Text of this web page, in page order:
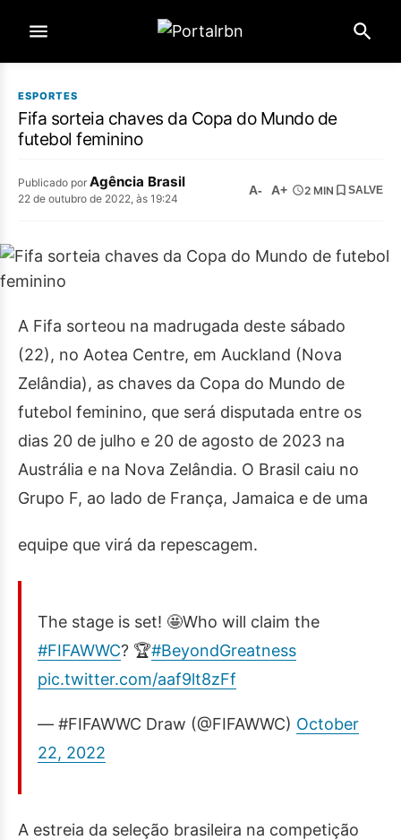
ESPORTES
Fifa sorteia chaves da Copa do Mundo de
futebol feminino
Publicado por Agência Brasil
22 de outubro de 2022, às 19:24
A- A+ 2 MIN SALVE
A Fifa sorteou na madrugada deste sábado
(22), no Aotea Centre, em Auckland (Nova
Zelândia), as chaves da Copa do Mundo de
futebol feminino, que será disputada entre os
dias 20 de julho e 20 de agosto de 2023 na
Austrália e na Nova Zelândia. O Brasil caiu no
Grupo F, ao lado de França, Jamaica e de uma
equipe que virá da repescagem.
The stage is set! 🤩Who will claim the
#FIFAWWC? 🏆#BeyondGreatness
pic.twitter.com/aaf9lt8zFf
— #FIFAWWC Draw (@FIFAWWC) October
22, 2022
A estreia da seleção brasileira na competição